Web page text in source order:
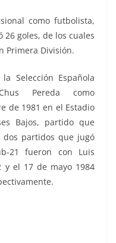
como futbolista,
goles, de los cuales
Primera División.
Selección Española
Pereda como
de 1981 en el Estadio
Bajos, partido que
dos partidos que jugó
21 fueron con Luis
y el 17 de mayo 1984